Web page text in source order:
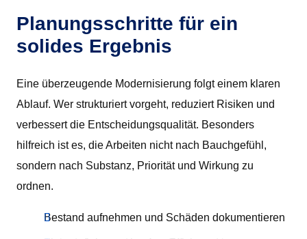
Planungsschritte für ein
solides Ergebnis
Eine überzeugende Modernisierung folgt einem klaren
Ablauf. Wer strukturiert vorgeht, reduziert Risiken und
verbessert die Entscheidungsqualität. Besonders
hilfreich ist es, die Arbeiten nicht nach Bauchgefühl,
sondern nach Substanz, Priorität und Wirkung zu
ordnen.
Bestand aufnehmen und Schäden dokumentieren